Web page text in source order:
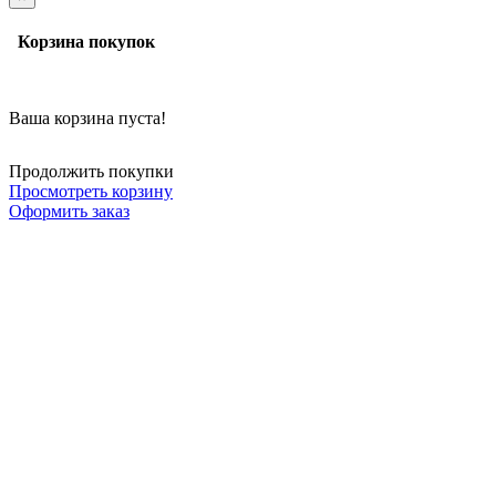
Корзина покупок
Ваша корзина пуста!
Продолжить покупки
Просмотреть корзину
Оформить заказ